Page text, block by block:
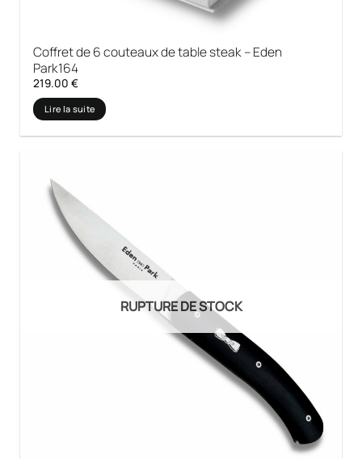
Coffret de 6 couteaux de table steak – Eden
Park164
219.00€
Lire la suite
RUPTURE DE STOCK